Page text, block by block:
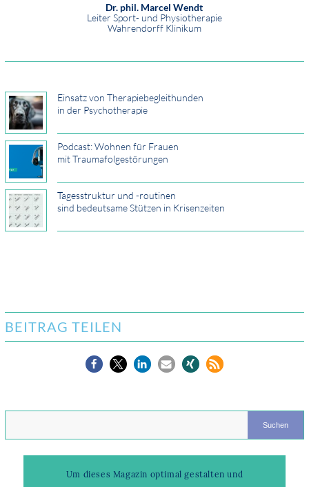
Dr. phil. Marcel Wendt
Leiter Sport- und Physiotherapie
Wahrendorff Klinikum
Einsatz von Therapiebegleithunden
in der Psychotherapie
Podcast: Wohnen für Frauen
mit Traumafolgestörungen
Tagesstruktur und -routinen
sind bedeutsame Stützen in Krisenzeiten
BEITRAG TEILEN
Um dieses Magazin optimal gestalten und